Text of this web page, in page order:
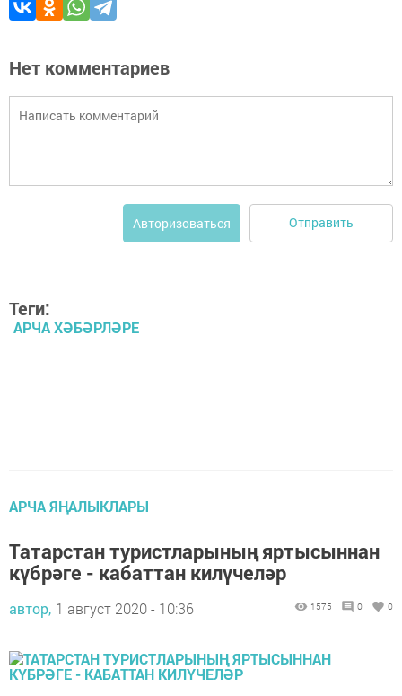
Нет комментариев
Авторизоваться Отправить
Теги:
АРЧА ХӘБӘРЛӘРЕ
АРЧА ЯҢАЛЫКЛАРЫ
Татарстан туристларының яртысыннан
күбрәге - кабаттан килүчеләр
автор, 1 август 2020 - 10:36 1575 0 0